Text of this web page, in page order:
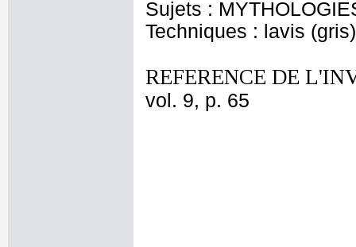
Sujets :
Techniques : lavis
REFERENCE DE
vol. 9, p. 65